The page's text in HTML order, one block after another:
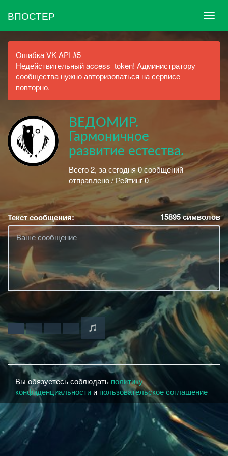
ВПОСТЕР
Ошибка VK API #5
Недействительный access_token! Администратору
сообщества нужно авторизоваться на сервисе
повторно.
ВЕДОМИР.
Гармоничное
развитие естества.
Всего 2, за сегодня 0 сообщений
отправлено / Рейтинг 0
Текст сообщения: 15895символов
Вы обязуетесь соблюдать политику
конфиденциальности и пользовательское соглашение